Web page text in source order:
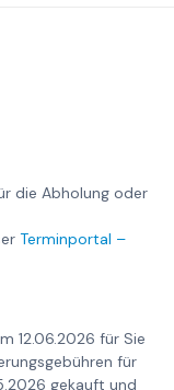
die Abholung oder
Terminportal –
12.06.2026 für Sie
für
gekauft und